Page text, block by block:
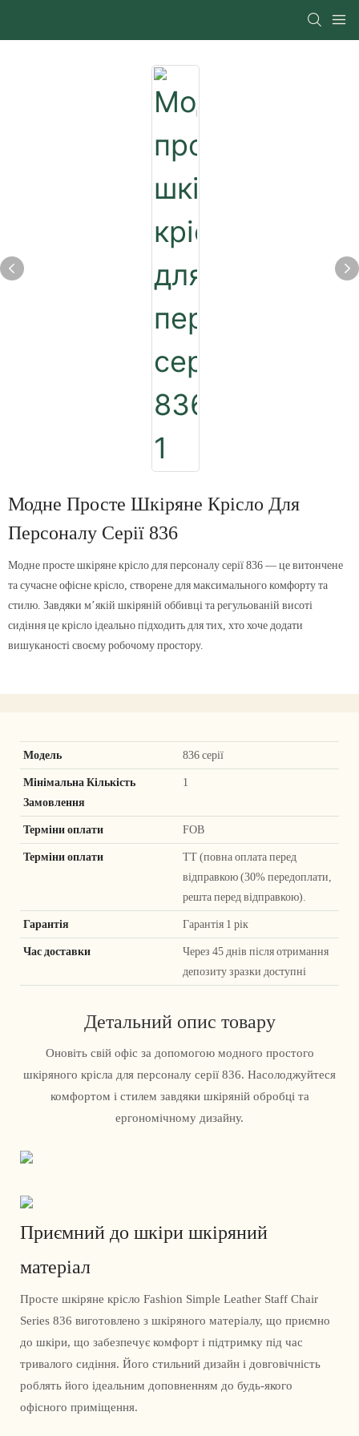
Модне Просте Шкіряне Крісло Для
Персоналу Серії 836
Модне просте шкіряне крісло для персоналу серії 836 — це витончене
та сучасне офісне крісло, створене для максимального комфорту та
стилю. Завдяки м’якій шкіряній оббивці та регульованій висоті
сидіння це крісло ідеально підходить для тих, хто хоче додати
вишуканості своєму робочому простору.
Модель 836 серії
Мінімальна Кількість
Замовлення
1
Терміни оплати FOB
Терміни оплати
ТТ (повна оплата перед
відправкою (30% передоплати,
решта перед відправкою).
Гарантія Гарантія 1 рік
Час доставки
Через 45 днів після отримання
депозиту зразки доступні
Детальний опис товару
Оновіть свій офіс за допомогою модного простого
шкіряного крісла для персоналу серії 836. Насолоджуйтеся
комфортом і стилем завдяки шкіряній обробці та
ергономічному дизайну.
Приємний до шкіри шкіряний
матеріал
Просте шкіряне крісло Fashion Simple Leather Staff Chair
Series 836 виготовлено з шкіряного матеріалу, що приємно
до шкіри, що забезпечує комфорт і підтримку під час
тривалого сидіння. Його стильний дизайн і довговічність
роблять його ідеальним доповненням до будь-якого
офісного приміщення.